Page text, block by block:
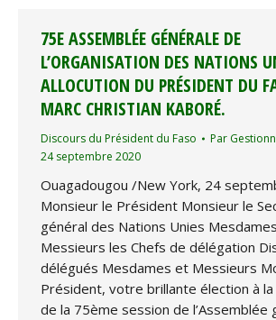
75E ASSEMBLÉE GÉNÉRALE DE
L’ORGANISATION DES NATIONS
ALLOCUTION DU PRÉSIDENT DU
MARC CHRISTIAN KABORÉ.
Discours du Président du Faso Par
24 septembre 2020
Ouagadougou /New York, 24
Monsieur le Président Monsieur le
général des Nations Unies
Messieurs les Chefs de délégation
délégués Mesdames et Messieurs
Président, votre brillante élection à
de la 75ème session de l’Assemblée